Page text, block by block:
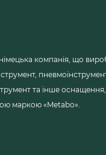
компанія, що
та інше
маркою «Metabo».